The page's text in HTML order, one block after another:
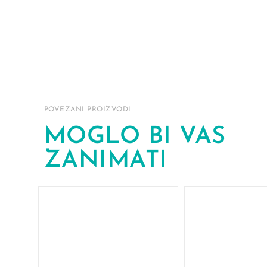
POVEZANI PROIZVODI
MOGLO BI VAS
ZANIMATI